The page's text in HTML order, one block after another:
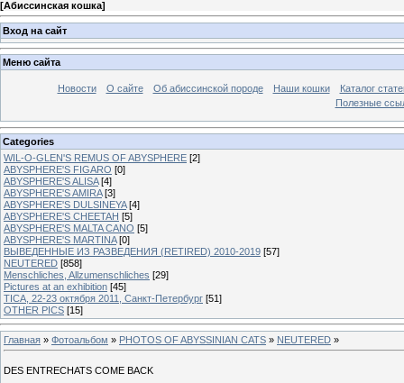
[Абиссинская кошка]
Вход на сайт
Меню сайта
Новости О сайте Об абиссинской породе Наши кошки
Каталог
Полезные
Categories
WIL-O-GLEN'S REMUS OF ABYSPHERE [2]
ABYSPHERE'S FIGARO [0]
ABYSPHERE'S ALISA [4]
ABYSPHERE'S AMIRA [3]
ABYSPHERE'S DULSINEYA [4]
ABYSPHERE'S CHEETAH [5]
ABYSPHERE'S MALTA CANO [5]
ABYSPHERE'S MARTINA [0]
ВЫВЕДЕННЫЕ ИЗ РАЗВЕДЕНИЯ (RETIRED) 2010-2019 [57]
NEUTERED [858]
Menschliches, Allzumenschliches [29]
Pictures at an exhibition [45]
TICA, 22-23 октября 2011, Санкт-Петербург [51]
OTHER PICS [15]
Главная » Фотоальбом » PHOTOS OF ABYSSINIAN CATS » NEUTERED »
DES ENTRECHATS COME BACK